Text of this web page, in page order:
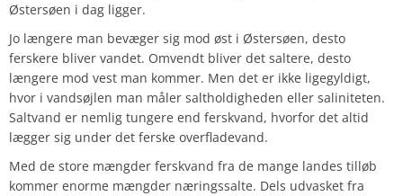
Østersøen i dag ligger.
Jo længere man bevæger sig mod øst i Østersøen, desto
ferskere bliver vandet. Omvendt bliver det saltere, desto
længere mod vest man kommer. Men det er ikke ligegyldigt,
hvor i vandsøjlen man måler saltholdigheden eller saliniteten.
Saltvand er nemlig tungere end ferskvand, hvorfor det altid
lægger sig under det ferske overfladevand.
Med de store mængder ferskvand fra de mange landes tilløb
kommer enorme mængder næringssalte. Dels udvasket fra